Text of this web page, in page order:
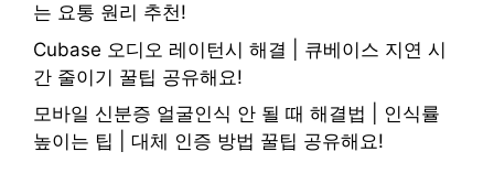
는 요통 원리 추천!
Cubase 오디오 레이턴시 해결 | 큐베이스 지연 시
간 줄이기 꿀팁 공유해요!
모바일 신분증 얼굴인식 안 될 때 해결법 | 인식률
높이는 팁 | 대체 인증 방법 꿀팁 공유해요!